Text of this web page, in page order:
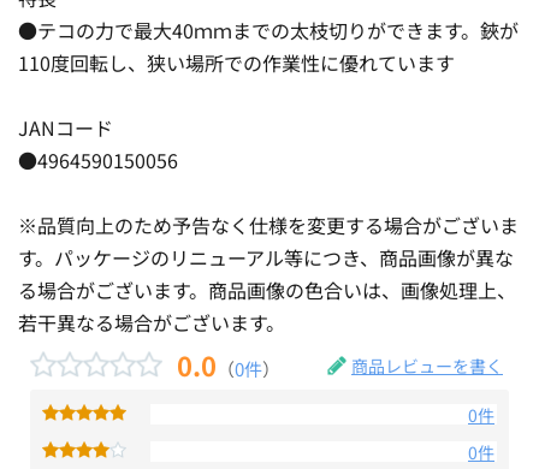
●テコの力で最大40ｍｍまでの太枝切りができます。鋏が
110度回転し、狭い場所での作業性に優れています
JANコード
●4964590150056
※品質向上のため予告なく仕様を変更する場合がございま
す。パッケージのリニューアル等につき、商品画像が異な
る場合がございます。商品画像の色合いは、画像処理上、
若干異なる場合がございます。
0.0 （0件） 商品レビューを書く
0件
0件